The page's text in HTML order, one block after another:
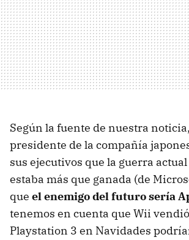
Según la fuente de nuestra
presidente de la compañía
sus ejecutivos que la guerra
estaba más que ganada (de
que el enemigo del futuro sería
tenemos en cuenta que Wii
Playstation 3 en Navidades